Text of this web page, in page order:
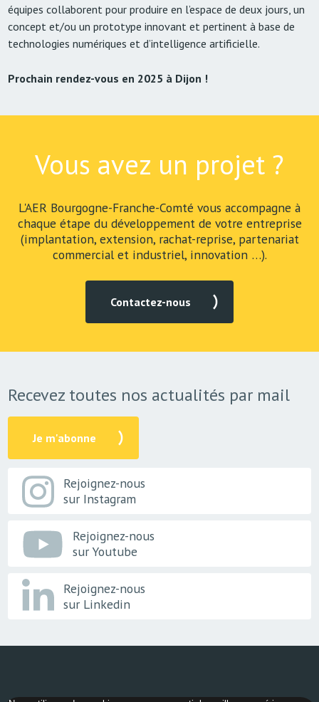
équipes collaborent pour produire en l’espace de deux jours, un
concept et/ou un prototype innovant et pertinent à base de
technologies numériques et d’intelligence artificielle.
Prochain rendez-vous en 2025 à Dijon !
Vous avez un projet ?
L'AER Bourgogne-Franche-Comté vous accompagne à
chaque étape du développement de votre entreprise
(implantation, extension, rachat-reprise, partenariat
commercial et industriel, innovation …).
Contactez-nous
Recevez toutes nos actualités par mail
Je m'abonne
Rejoignez-nous
sur Instagram
Rejoignez-nous
sur Youtube
Rejoignez-nous
sur Linkedin